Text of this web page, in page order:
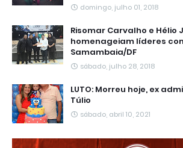
domingo, julho 01, 2018
Risomar Carvalho e Hélio
homenageiam líderes
Samambaia/DF
sábado, julho 28, 2018
LUTO: Morreu hoje, ex
Túlio
sábado, abril 10, 2021